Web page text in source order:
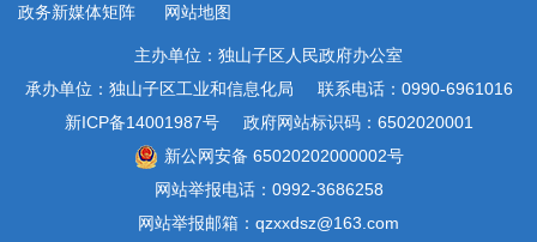
政务新媒体矩阵 网站地图
主办单位：独山子区人民政府办公室
承办单位：独山子区工业和信息化局
联系电话：0990-6961016
新ICP备14001987号
政府网站标识码：6502020001
新公网安备 65020202000002号
网站举报电话：0992-3686258
网站举报邮箱：qzxxdsz@163.com